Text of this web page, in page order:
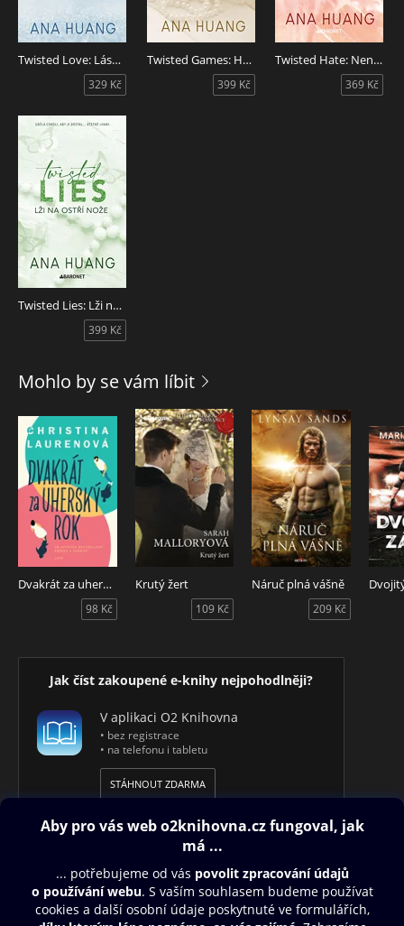
Twisted Love: Láska na ostří nože
329 Kč
Twisted Games: Hry na ostří nože
399 Kč
Twisted Hate: Nenávist na ostří nože
369 Kč
Twisted Lies: Lži na ostří nože
399 Kč
Mohlo by se vám líbit
Dvakrát za uherský rok
98 Kč
Krutý žert
109 Kč
Náruč plná vášně
209 Kč
Jak číst zakoupené e-knihy nejpohodlněji?
V aplikaci O2 Knihovna
• bez registrace
• na telefonu i tabletu
STÁHNOUT ZDARMA
Obsah ke stažení